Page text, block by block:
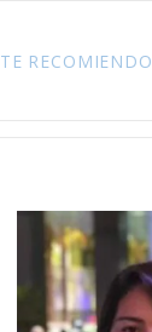
TE RECOMIENDO
RECETAS
SOLIDARIDAD
LIFESTYLE